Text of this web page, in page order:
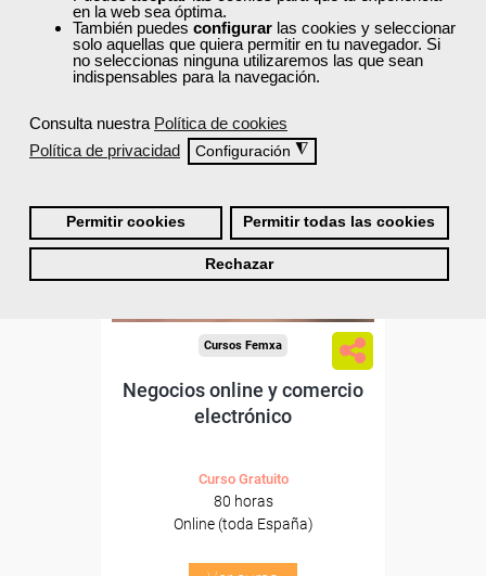
en la web sea óptima.
También puedes configurar las cookies y seleccionar
solo aquellas que quiera permitir en tu navegador. Si
no seleccionas ninguna utilizaremos las que sean
indispensables para la navegación.
Consulta nuestra Política de cookies
Política de privacidad
Configuración ◮
Permitir cookies Permitir todas las cookies
Rechazar
ONLINE
Formación 100%
subvencionada.
trabajadores y autónomos.
Sector
-Grandes Almacenes.
Cursos Femxa
Negocios online y comercio
electrónico
Curso Gratuito
80 horas
Online (toda España)